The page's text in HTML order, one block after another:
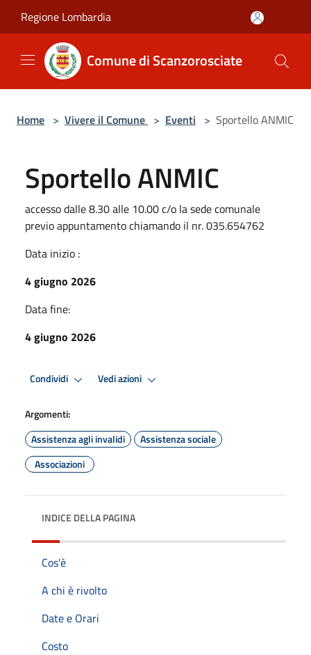
Regione Lombardia
Comune di Scanzorosciate
Home > Vivere il Comune > Eventi > Sportello ANMIC
Sportello ANMIC
accesso dalle 8.30 alle 10.00 c/o la sede comunale
previo appuntamento chiamando il nr. 035.654762
Data inizio :
4 giugno 2026
Data fine:
4 giugno 2026
Condividi Vedi azioni
Argomenti:
Assistenza agli invalidi
Assistenza sociale
Associazioni
INDICE DELLA PAGINA
Cos'è
A chi è rivolto
Date e Orari
Costo